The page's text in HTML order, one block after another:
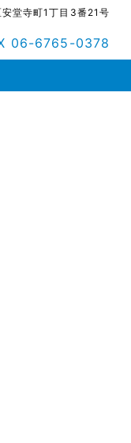
堂寺町1丁目3番21号
06-6765-0378